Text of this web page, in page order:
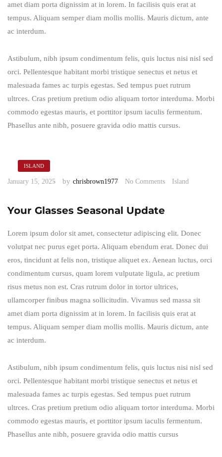
amet diam porta dignissim at in lorem. In facilisis quis erat at
tempus. Aliquam semper diam mollis mollis. Mauris dictum, ante
ac interdum.
Astibulum, nibh ipsum condimentum felis, quis luctus nisi nisl sed
orci. Pellentesque habitant morbi tristique senectus et netus et
malesuada fames ac turpis egestas. Sed tempus puet rutrum
ultrces. Cras pretium pretium odio aliquam tortor interduma. Morbi
commodo egestas mauris, et porttitor ipsum iaculis fermentum.
Phasellus ante nibh, posuere gravida odio mattis cursus.
ISLAND
January 15, 2025 by chrisbrown1977 No Comments Island
Your Glasses Seasonal Update
Lorem ipsum dolor sit amet, consectetur adipiscing elit. Donec
volutpat nec purus eget porta. Aliquam ebendum erat. Donec dui
eros, tincidunt at felis non, tristique aliquet ex. Aenean luctus, orci
condimentum cursus, quam lorem vulputate ligula, ac pretium
risus metus non est. Cras rutrum dolor in tortor ultrices,
ullamcorper finibus magna sollicitudin. Vivamus sed massa sit
amet diam porta dignissim at in lorem. In facilisis quis erat at
tempus. Aliquam semper diam mollis mollis. Mauris dictum, ante
ac interdum.
Astibulum, nibh ipsum condimentum felis, quis luctus nisi nisl sed
orci. Pellentesque habitant morbi tristique senectus et netus et
malesuada fames ac turpis egestas. Sed tempus puet rutrum
ultrces. Cras pretium pretium odio aliquam tortor interduma. Morbi
commodo egestas mauris, et porttitor ipsum iaculis fermentum.
Phasellus ante nibh, posuere gravida odio mattis cursus